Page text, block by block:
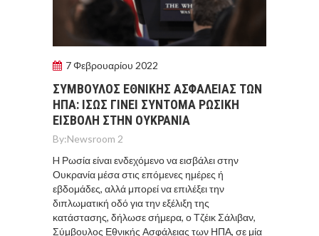
7 Φεβρουαρίου 2022
ΣΥΜΒΟΥΛΟΣ ΕΘΝΙΚΗΣ ΑΣΦΑΛΕΙΑΣ ΤΩΝ
ΗΠΑ: IΣΩΣ ΓΙΝΕΙ ΣΥΝΤΟΜΑ ΡΩΣΙΚΗ
ΕΙΣΒΟΛΗ ΣΤΗΝ ΟΥΚΡΑΝΙΑ
By:Newsroom 2
H Ρωσία είναι ενδεχόμενο να εισβάλει στην
Ουκρανία μέσα στις επόμενες ημέρες ή
εβδομάδες, αλλά μπορεί να επιλέξει την
διπλωματική οδό για την εξέλιξη της
κατάστασης, δήλωσε σήμερα, ο Τζέικ Σάλιβαν,
Σύμβουλος Εθνικής Ασφάλειας των ΗΠΑ, σε μία